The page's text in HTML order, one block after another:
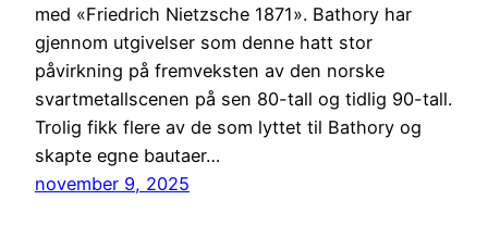
med «Friedrich Nietzsche 1871». Bathory har
gjennom utgivelser som denne hatt stor
påvirkning på fremveksten av den norske
svartmetallscenen på sen 80-tall og tidlig 90-tall.
Trolig fikk flere av de som lyttet til Bathory og
skapte egne bautaer…
november 9, 2025